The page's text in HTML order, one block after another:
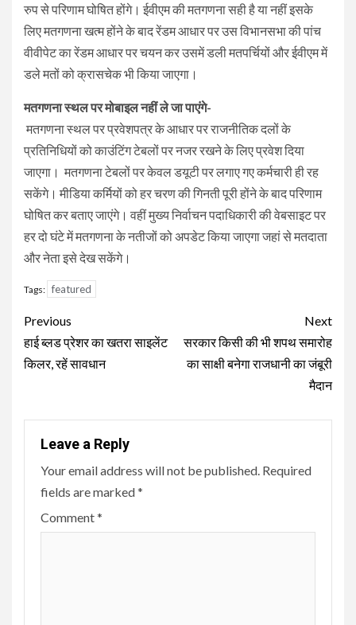
रुप से परिणाम घोषित होंगे। ईवीएम की मतगणना सही है या नहीं इसके
लिए मतगणना खत्म होंने के बाद रेंडम आधार पर उस विभानसभा की पांच
वीवीपेट का रेंडम आधार पर चयन कर उसमें डली मतपर्चियों और ईवीएम में
डले मतों को क्रासचेक भी किया जाएगा।
मतगणना स्थल पर मोबाइल नहीं ले जा पाएंगे-
मतगणना स्थल पर प्रवेशपत्र के आधार पर राजनीतिक दलों के
प्रतिनिधियों को काउंटिंग टेबलों पर नजर रखने के लिए प्रवेश दिया
जाएगा। मतगणना टेबलों पर केवल डयूटी पर लगाए गए कर्मचारी ही रह
सकेंगे। मीडिया कर्मियों को हर चरण की गिनती पूरी होंने के बाद परिणाम
घोषित कर बताए जाएंगे। वहीं मुख्य निर्वाचन पदाधिकारी की वेबसाइट पर
हर दो घंटे में मतगणना के नतीजों को अपडेट किया जाएगा जहां से मतदाता
और नेता इसे देख सकेंगे।
Tags: featured
Continue
Reading
Previous
हाई ब्लड प्रेशर का खतरा साइलेंट
किलर, रहें सावधान
Next
सरकार किसी की भी शपथ समारोह
का साक्षी बनेगा राजधानी का जंबूरी
मैदान
Leave a Reply
Your email address will not be published. Required
fields are marked*
Comment*